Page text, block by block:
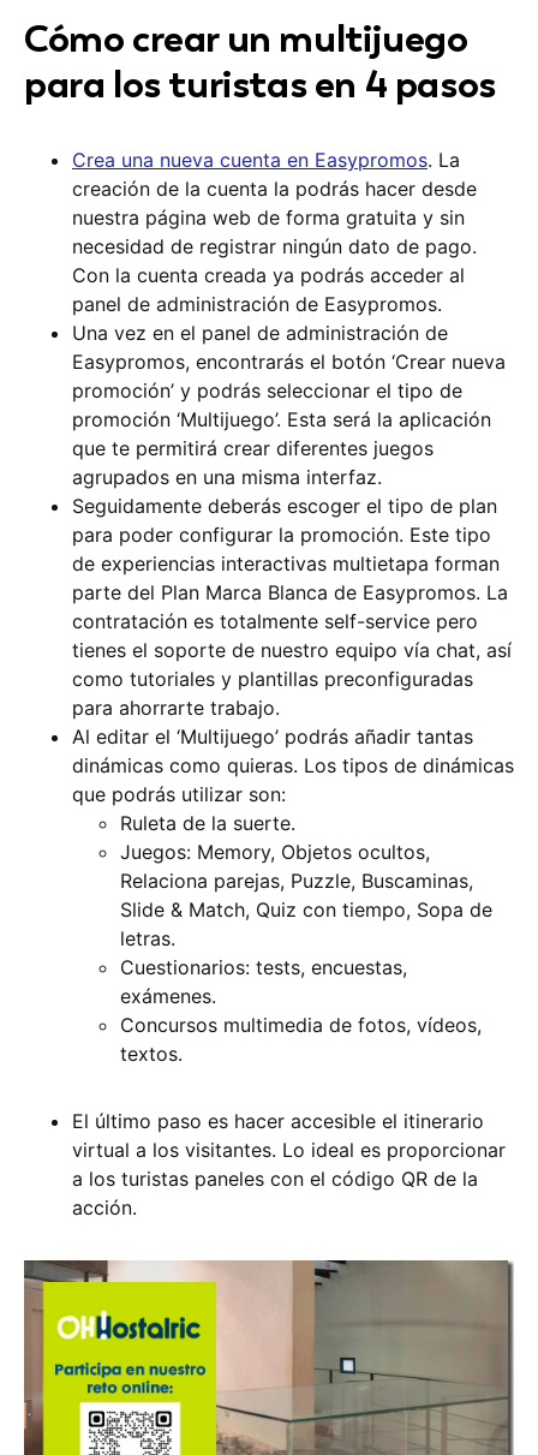
Cómo crear un multijuego
para los turistas en 4 pasos
Crea una nueva cuenta en Easypromos. La
creación de la cuenta la podrás hacer desde
nuestra página web de forma gratuita y sin
necesidad de registrar ningún dato de pago.
Con la cuenta creada ya podrás acceder al
panel de administración de Easypromos.
Una vez en el panel de administración de
Easypromos, encontrarás el botón ‘Crear nueva
promoción’ y podrás seleccionar el tipo de
promoción ‘Multijuego’. Esta será la aplicación
que te permitirá crear diferentes juegos
agrupados en una misma interfaz.
Seguidamente deberás escoger el tipo de plan
para poder configurar la promoción. Este tipo
de experiencias interactivas multietapa forman
parte del Plan Marca Blanca de Easypromos. La
contratación es totalmente self-service pero
tienes el soporte de nuestro equipo vía chat, así
como tutoriales y plantillas preconfiguradas
para ahorrarte trabajo.
Al editar el ‘Multijuego’ podrás añadir tantas
dinámicas como quieras. Los tipos de dinámicas
que podrás utilizar son:
Ruleta de la suerte.
Juegos: Memory, Objetos ocultos,
Relaciona parejas, Puzzle, Buscaminas,
Slide & Match, Quiz con tiempo, Sopa de
letras.
Cuestionarios: tests, encuestas,
exámenes.
Concursos multimedia de fotos, vídeos,
textos.
El último paso es hacer accesible el itinerario
virtual a los visitantes. Lo ideal es proporcionar
a los turistas paneles con el código QR de la
acción.